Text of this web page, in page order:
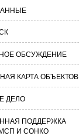
ОБСУЖДЕНИЕ
КАРТА ОБЪЕКТОВ
ДЕЛО
ПОДДЕРЖКА
И СОНКО